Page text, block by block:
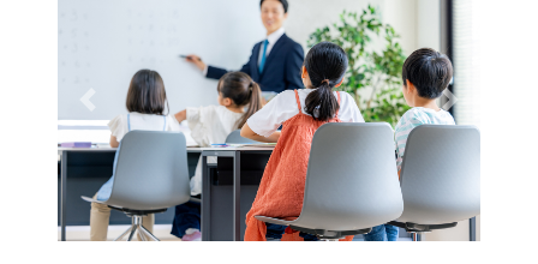
Previous Next